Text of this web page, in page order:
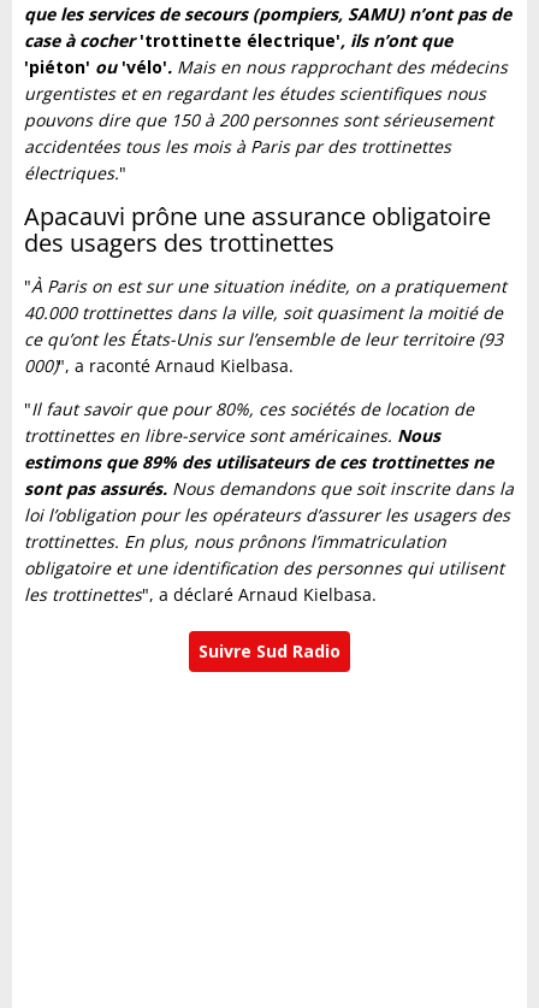
que les services de secours (pompiers, SAMU) n’ont pas de
case à cocher'trottinette électrique', ils n’ont que
'piéton' ou'vélo'. Mais en nous rapprochant des médecins
urgentistes et en regardant les études scientifiques nous
pouvons dire que 150 à 200 personnes sont sérieusement
accidentées tous les mois à Paris par des trottinettes
électriques."
Apacauvi prône une assurance obligatoire
des usagers des trottinettes
"À Paris on est sur une situation inédite, on a pratiquement
40.000 trottinettes dans la ville, soit quasiment la moitié de
ce qu’ont les États-Unis sur l’ensemble de leur territoire (93
000)", a raconté Arnaud Kielbasa.
"Il faut savoir que pour 80%, ces sociétés de location de
trottinettes en libre-service sont américaines. Nous
estimons que 89% des utilisateurs de ces trottinettes ne
sont pas assurés. Nous demandons que soit inscrite dans la
loi l’obligation pour les opérateurs d’assurer les usagers des
trottinettes. En plus, nous prônons l’immatriculation
obligatoire et une identification des personnes qui utilisent
les trottinettes", a déclaré Arnaud Kielbasa.
Suivre Sud Radio